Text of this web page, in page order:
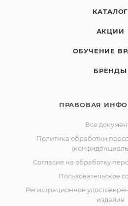
КАТАЛОГ
АКЦИИ
ОБУЧЕНИЕ
БРЕНДЫ
ПРАВОВАЯ
Все
Политика обработки
Согласие на обработку
Пользовательское
Регистрационное
изделие